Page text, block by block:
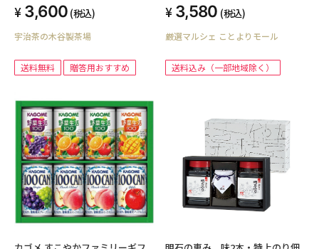
3,600 (税込)
宇治茶の木谷製茶場
送料無料 贈答用おすすめ
3,580 (税込)
厳選マルシェ ことよりモール
送料込み（一部地域除く）